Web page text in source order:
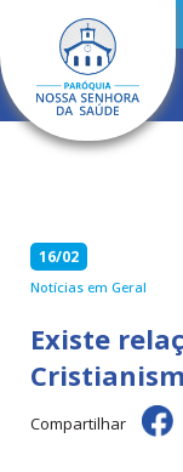
16/02
Notícias em Geral
Existe
Compartilhar